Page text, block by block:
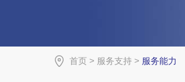
首页 > 服务支持 > 服务能力